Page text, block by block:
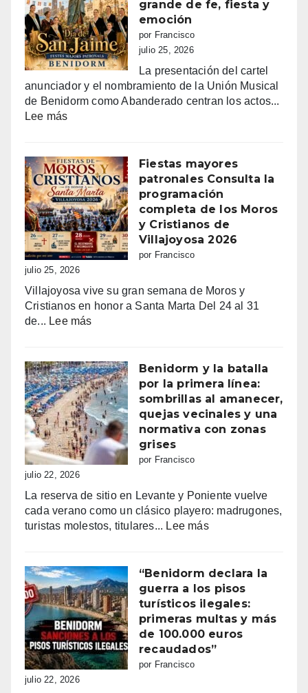
grande de fe, fiesta y
emoción
por Francisco
julio 25, 2026
La presentación del cartel
anunciador y el nombramiento de la Unión Musical
de Benidorm como Abanderado centran los actos...
Lee más:
con
Sant
Jaume:
un
día
grande
de
fe,
y
emoción
Fiestas mayores
patronales Consulta la
programación
completa de los Moros
y Cristianos de
Villajoyosa 2026
por Francisco
julio 25, 2026
Villajoyosa vive su gran semana de Moros y
Cristianos en honor a Santa Marta Del 24 al 31
de... Lee más:
patronales
Consulta
la
programación
completa
de
Cristianos
de
Villajoyosa
Benidorm y la batalla
por la primera línea:
sombrillas al amanecer,
quejas vecinales y una
normativa con zonas
grises
por Francisco
julio 22, 2026
La reserva de sitio en Levante y Poniente vuelve
cada verano como un clásico playero: madrugones,
turistas molestos, titulares... Lee más:
la
batalla
por
la
primera
línea:
“Benidorm declara la
guerra a los pisos
turísticos ilegales:
primeras multas y más
de 100.000 euros
recaudados”
por Francisco
julio 22, 2026